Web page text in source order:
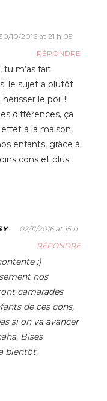
10/2016 at 21 h 05
RÉPONDRE
m’as fait
le sujet a plutôt
le poil !!
différences, ça
à la maison,
enfants, grâce à
cons et plus
02/11/2016 at 15 h
RÉPONDRE
:)
nos
camarades
de ces cons,
si on va avancer
Bises
bientôt.